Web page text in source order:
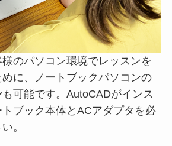
のパソコン環境でレッスンを
に、ノートブックパソコンの
も可能です。AutoCADがインス
トブック本体とACアダプタを必
。